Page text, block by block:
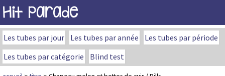
Hit Parade
Les tubes par jour Les tubes par année
Les tubes par période
Les tubes par catégorie
Blind test